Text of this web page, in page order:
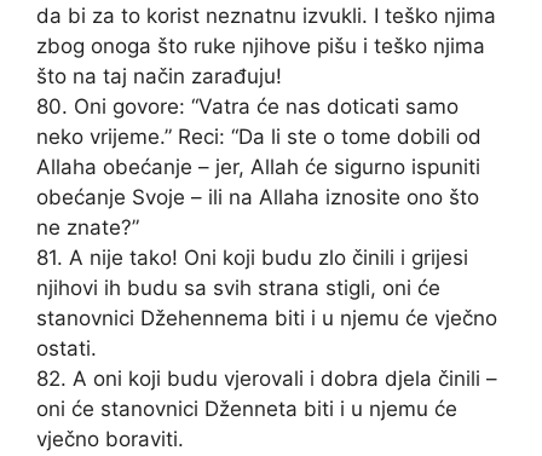
da bi za to korist neznatnu izvukli. I teško njima
zbog onoga što ruke njihove pišu i teško njima
što na taj način zarađuju!
80. Oni govore: “Vatra će nas doticati samo
neko vrijeme.” Reci: “Da li ste o tome dobili od
Allaha obećanje – jer, Allah će sigurno ispuniti
obećanje Svoje – ili na Allaha iznosite ono što
ne znate?”
81. A nije tako! Oni koji budu zlo činili i grijesi
njihovi ih budu sa svih strana stigli, oni će
stanovnici Džehennema biti i u njemu će vječno
ostati.
82. A oni koji budu vjerovali i dobra djela činili –
oni će stanovnici Dženneta biti i u njemu će
vječno boraviti.